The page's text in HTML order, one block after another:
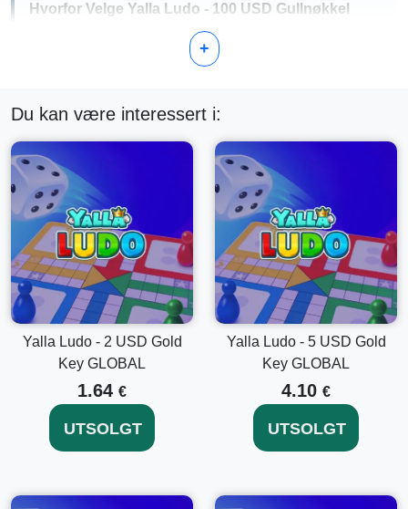
Hvorfor Velge Yalla Ludo - 100 USD Gullnøkkel
spillopplevelsen din.
Nyt premiuminnhold som ikke er tilgjengelig med
standardnøkler.
Et flott gavealternativ for ivrige Yalla Ludo-spillere.
Slik Aktiverer Du Din Yalla Ludo - 100 USD
Gullnøkkel GLOBAL
Sørg for at du har lastet ned og installert Yalla Ludo-
appen på enheten din.
Logg inn på Yalla Ludo-kontoen din. Hvis du ikke har
en konto, registrer deg for en.
Gå til butikken i spillet inne i Yalla Ludo-appen.
Finn alternativet for å innløse en Gullnøkkel.
Angi koden for 100 USD Gullnøkkelen mottatt ved kjøp.
Verifiser nøkkelen din ved å følge instruksjonene på
skjermen.
+
Du kan være interessert i:
Yalla Ludo - 2 USD Gold
Key GLOBAL
1.64 €
UTSOLGT
Yalla Ludo - 5 USD Gold
Key GLOBAL
4.10 €
UTSOLGT